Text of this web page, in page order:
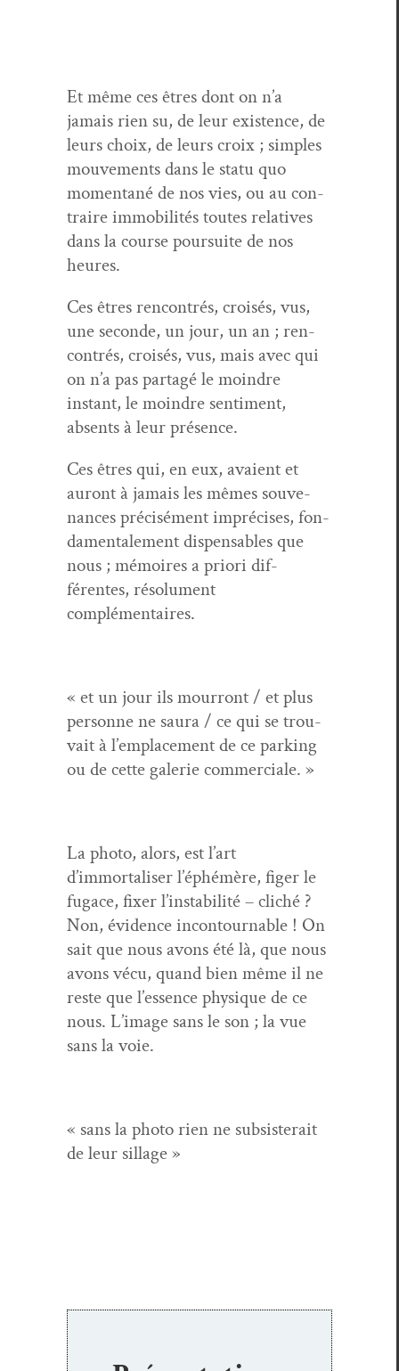
Et même ces êtres dont on n’a
jamais rien su, de leur exis­tence, de
leurs choix, de leurs croix ; sim­ples
mou­ve­ments dans le statu quo
momen­tané de nos vies, ou au con­
traire immo­bil­ités toutes rel­a­tives
dans la course pour­suite de nos
heures.
Ces êtres ren­con­trés, croisés, vus,
une sec­onde, un jour, un an ; ren­
con­trés, croisés, vus, mais avec qui
on n’a pas partagé le moin­dre
instant, le moin­dre sen­ti­ment,
absents à leur présence.
Ces êtres qui, en eux, avaient et
auront à jamais les mêmes sou­ve­
nances pré­cisé­ment impré­cis­es, fon­
da­men­tale­ment dis­pens­ables que
nous ; mémoires a pri­ori dif­
férentes, résol­u­ment
complémentaires.
« et un jour ils mour­ront / et plus
per­son­ne ne saura / ce qui se trou­
vait à l’emplacement de ce park­ing
ou de cette galerie commerciale. »
La pho­to, alors, est l’art
d’immortaliser l’éphémère, figer le
fugace, fix­er l’instabilité – cliché ?
Non, évi­dence incon­tourn­able ! On
sait que nous avons été là, que nous
avons vécu, quand bien même il ne
reste que l’essence physique de ce
nous. L’image sans le son ; la vue
sans la voie.
« sans la pho­to rien ne sub­sis­terait
de leur sillage »